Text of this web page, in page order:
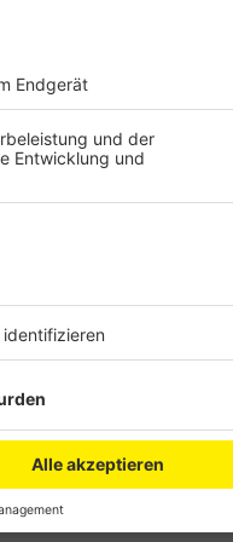
oft lange passende
Um beide
für Arbeit in Brühl. Zum
unvermittelte
Ausbildung, so die
für Azubis und ein
die mit ihrer
Talente nicht hinter